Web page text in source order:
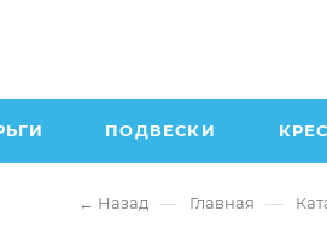
ПОДВЕСКИ
← Назад — Главная —